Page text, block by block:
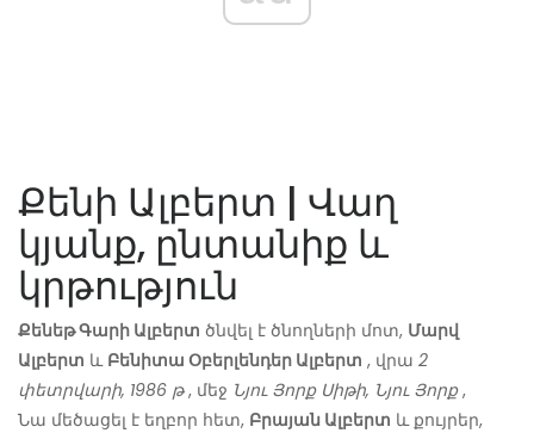
Քենի Ալբերտ | Վաղ
կյանք, ընտանիք և
կրթություն
Քենեթ Գարի Ալբերտ ծնվել է ծնողների մոտ, Մարվ
Ալբերտ և Բենիտա Օբերլենդեր Ալբերտ , վրա 2
փետրվարի, 1986 թ, մեջ Նյու Յորք Սիթի, Նյու Յորք,
Նա մեծացել է եղբոր հետ, Բրայան Ալբերտ և քույրեր,